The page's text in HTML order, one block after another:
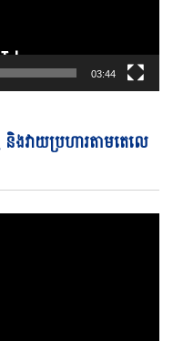
03:44
និងវាយប្រហារតាមតេលេ